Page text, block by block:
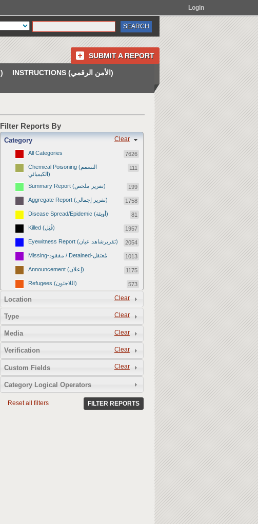
Login
SUBMIT A REPORT
ABOUT US (من نحن)
INSTRUCTIONS (الأمن الرقمي)
Filter Reports By
Clear
Category
All Categories 7626
Chemical Poisoning (التسمم
الكيميائي)
111
Summary Report (تقرير ملخص) 199
Aggregate Report (تقرير إجمالي) 1758
Disease Spread/Epidemic (أوبئة) 81
Killed (قُتِل) 1957
Eyewitness Report (تقريرشاهد عيان) 2054
Missing-مفقود / Detained-مُعتقل 1013
Announcement (إعلان) 1175
Refugees (اللاجئون) 573
1672
Revenge Killings (القتل بدافع الانتقام) 11
2
13
Clear
Location
Clear
Type
Clear
Media
Clear
Verification
Clear
Custom Fields
Category Logical Operators
Reset all filters FILTER REPORTS